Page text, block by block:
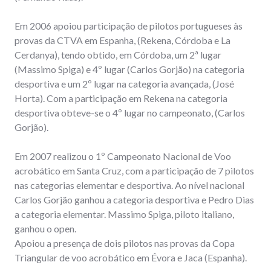
Em 2006 apoiou participação de pilotos portugueses às
provas da CTVA em Espanha, (Rekena, Córdoba e La
Cerdanya), tendo obtido, em Córdoba, um 2ª lugar
(Massimo Spiga) e 4º lugar (Carlos Gorjão) na categoria
desportiva e um 2º lugar na categoria avançada, (José
Horta). Com a participação em Rekena na categoria
desportiva obteve-se o 4º lugar no campeonato, (Carlos
Gorjão).
Em 2007 realizou o 1º Campeonato Nacional de Voo
acrobático em Santa Cruz, com a participação de 7 pilotos
nas categorias elementar e desportiva. Ao nível nacional
Carlos Gorjão ganhou a categoria desportiva e Pedro Dias
a categoria elementar. Massimo Spiga, piloto italiano,
ganhou o open.
Apoiou a presença de dois pilotos nas provas da Copa
Triangular de voo acrobático em Évora e Jaca (Espanha).